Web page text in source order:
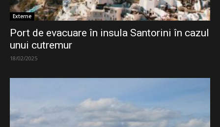
Externe
Port de evacuare în insula Santorini în cazul
unui cutremur
18/02/2025